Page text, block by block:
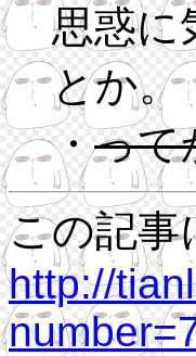
思惑に
とか。
・って
この記事
http://